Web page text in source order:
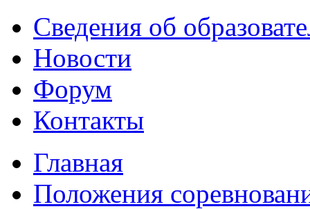
Сведения об
Новости
Форум
Контакты
Главная
Положения